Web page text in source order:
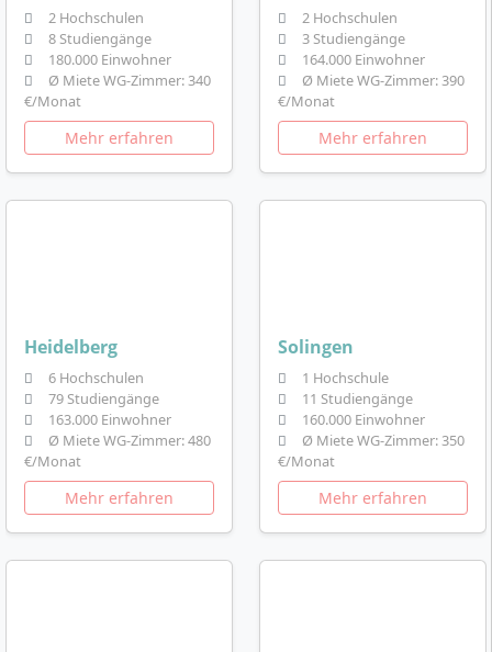
2 Hochschulen
8 Studiengänge
180.000 Einwohner
Ø Miete WG-Zimmer: 340
€/Monat
Mehr erfahren
2 Hochschulen
3 Studiengänge
164.000 Einwohner
Ø Miete WG-Zimmer: 390
€/Monat
Mehr erfahren
Heidelberg
6 Hochschulen
79 Studiengänge
163.000 Einwohner
Ø Miete WG-Zimmer: 480
€/Monat
Mehr erfahren
Solingen
1 Hochschule
11 Studiengänge
160.000 Einwohner
Ø Miete WG-Zimmer: 350
€/Monat
Mehr erfahren